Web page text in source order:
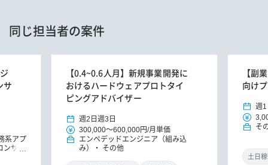
同じ担当者の案件
サ
系アプ
ンサル
【0.4~0.6人月】新規事業開発に
おけるハードウェアプロトタイ
ピングアドバイザー
週2日 週3日
300,000～600,000円/月単価
エンベデッドエンジニア（組み込
み）
その他
【副
向け
週1
そ
土日